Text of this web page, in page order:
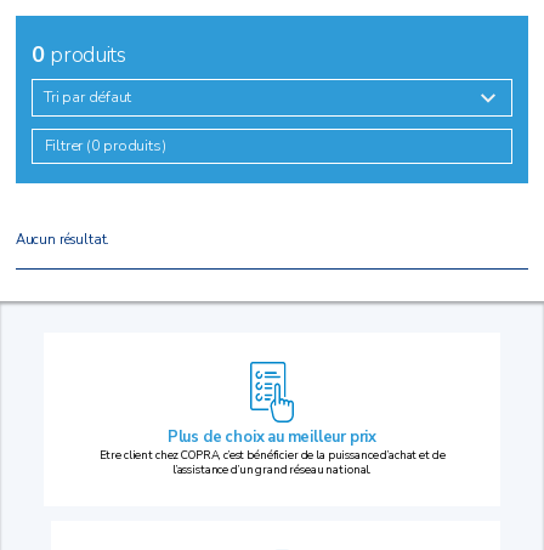
0produits
Tri par défaut
Filtrer (0 produits)
Aucun résultat.
Plus de choix au meilleur prix
Etre client chez COPRA, c’est bénéficier de la puissance d’achat et de
l’assistance d’un grand réseau national.